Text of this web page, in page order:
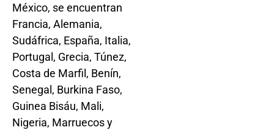
México, se encuentran
Francia, Alemania,
Sudáfrica, España, Italia,
Portugal, Grecia, Túnez,
Costa de Marfil, Benín,
Senegal, Burkina Faso,
Guinea Bisáu, Mali,
Nigeria, Marruecos y